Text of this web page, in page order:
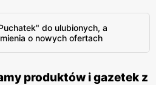
do ulubionych, a
o nowych ofertach
produktów i gazetek z